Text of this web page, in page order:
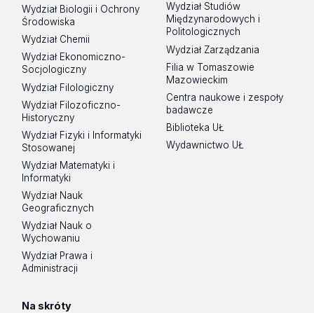
Wydział Biologii i Ochrony
Środowiska
Wydział Chemii
Wydział Ekonomiczno-
Socjologiczny
Wydział Filologiczny
Wydział Filozoficzno-
Historyczny
Wydział Fizyki i Informatyki
Stosowanej
Wydział Matematyki i
Informatyki
Wydział Nauk
Geograficznych
Wydział Nauk o
Wychowaniu
Wydział Prawa i
Administracji
Wydział Studiów
Międzynarodowych i
Politologicznych
Wydział Zarządzania
Filia w Tomaszowie
Mazowieckim
Centra naukowe i zespoły
badawcze
Biblioteka UŁ
Wydawnictwo UŁ
Na skróty